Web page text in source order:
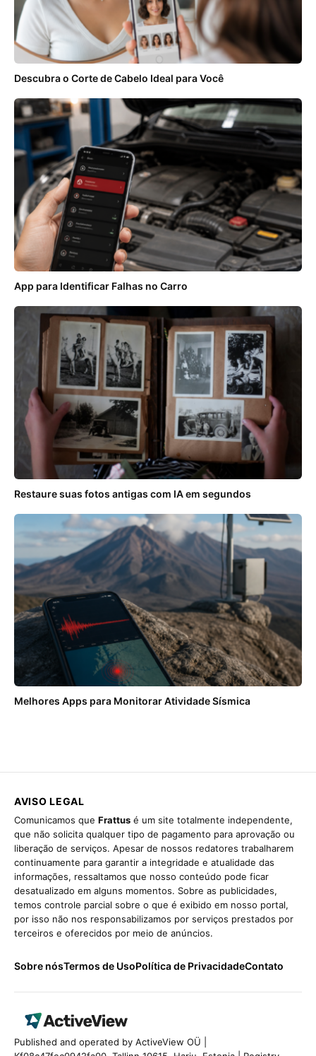
Descubra o Corte de Cabelo Ideal para Você
App para Identificar Falhas no Carro
Restaure suas fotos antigas com IA em segundos
Melhores Apps para Monitorar Atividade Sísmica
AVISO LEGAL
Comunicamos que Frattus é um site totalmente independente,
que não solicita qualquer tipo de pagamento para aprovação ou
liberação de serviços. Apesar de nossos redatores trabalharem
continuamente para garantir a integridade e atualidade das
informações, ressaltamos que nosso conteúdo pode ficar
desatualizado em alguns momentos. Sobre as publicidades,
temos controle parcial sobre o que é exibido em nosso portal,
por isso não nos responsabilizamos por serviços prestados por
terceiros e oferecidos por meio de anúncios.
Sobre nósTermos de UsoPolítica de PrivacidadeContato
Published and operated by ActiveView OÜ |